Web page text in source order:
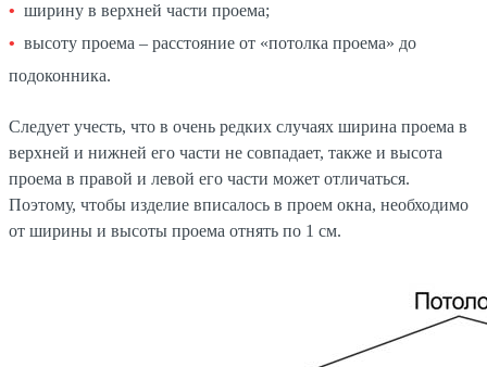
ширину в верхней части проема;
высоту проема – расстояние от «потолка проема» до
подоконника.
Следует учесть, что в очень редких случаях ширина проема в
верхней и нижней его части не совпадает, также и высота
проема в правой и левой его части может отличаться.
Поэтому, чтобы изделие вписалось в проем окна, необходимо
от ширины и высоты проема отнять по 1 см.